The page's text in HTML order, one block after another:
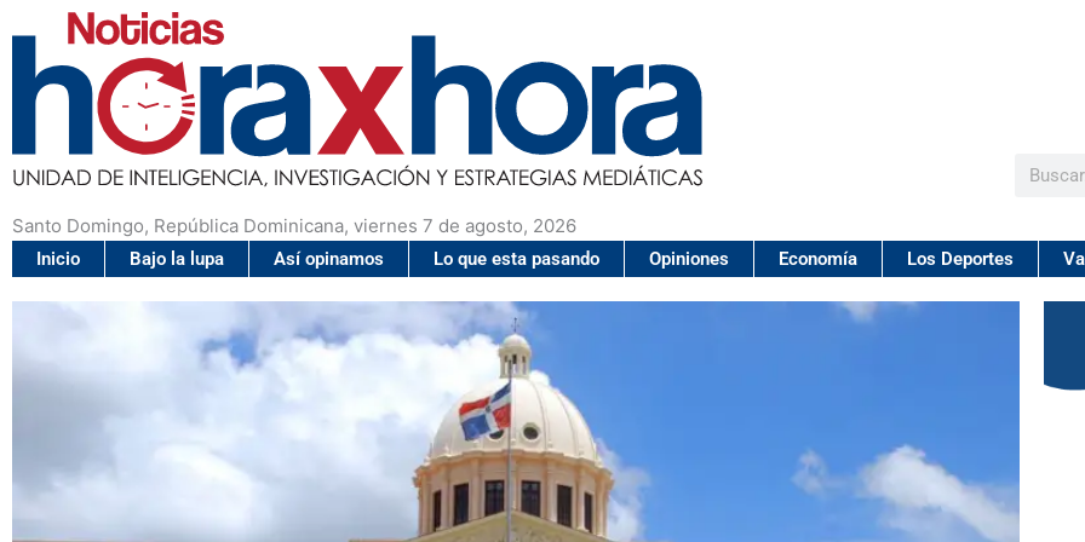
Santo Domingo, República Dominicana, viernes 7 de agosto, 2026
Buscar
Inicio Bajo la lupa Así opinamos Lo que esta pasando Opiniones Economía Los Deportes